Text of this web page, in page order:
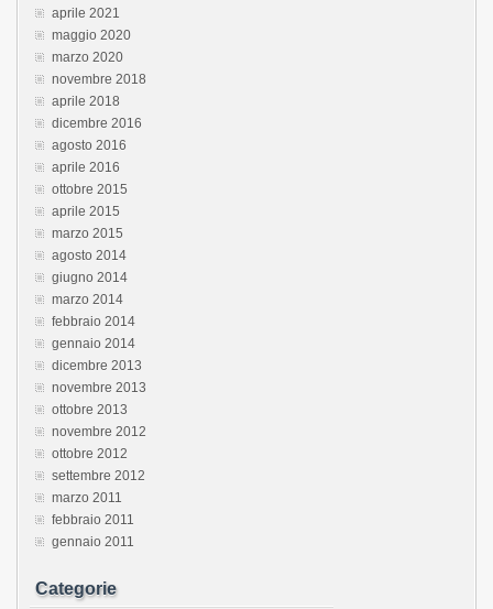
aprile 2021
maggio 2020
marzo 2020
novembre 2018
aprile 2018
dicembre 2016
agosto 2016
aprile 2016
ottobre 2015
aprile 2015
marzo 2015
agosto 2014
giugno 2014
marzo 2014
febbraio 2014
gennaio 2014
dicembre 2013
novembre 2013
ottobre 2013
novembre 2012
ottobre 2012
settembre 2012
marzo 2011
febbraio 2011
gennaio 2011
Categorie